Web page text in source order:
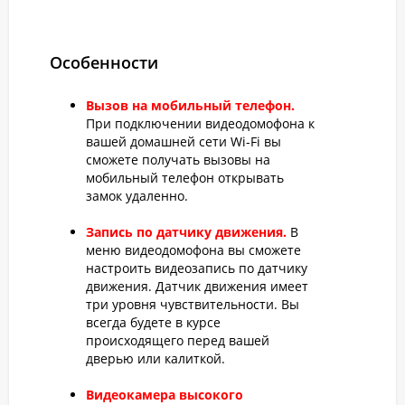
Особенности
Вызов на мобильный телефон.
При подключении видеодомофона к
вашей домашней сети Wi-Fi вы
сможете получать вызовы на
мобильный телефон открывать
замок удаленно.
Запись по датчику движения. В
меню видеодомофона вы сможете
настроить видеозапись по датчику
движения. Датчик движения имеет
три уровня чувствительности. Вы
всегда будете в курсе
происходящего перед вашей
дверью или калиткой.
Видеокамера высокого